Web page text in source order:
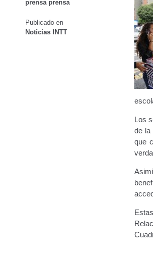
Otorgamiento de la Certificación
Pago Electrónico de Trámites en
Registro Original de Licencia para
Registro Original de Licencia para
Registro Original Particulares,
Tarifa por Concepto de Guarda y
Traspasos y otros modos de
prensa prensa
Publicado en
Noticias INTT
Los
de la
que